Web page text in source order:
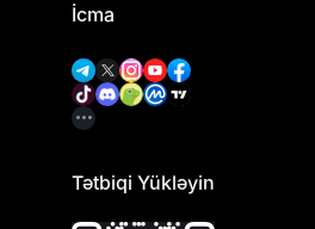
İcma
Tətbiqi Yükləyin